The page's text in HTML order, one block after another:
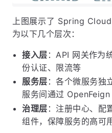
上图展示了 Spring
为以下几个层次：
接入层 ：API 网关作为
份认证、限流等
服务层 ：各个微服务独
服务间通过
治理层 ：注册中心、配
组件，保障服务的高可